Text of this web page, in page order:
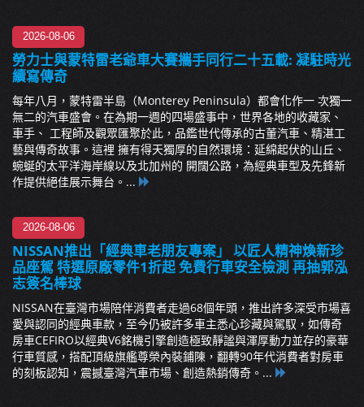
2026-08-06
勞力士與蒙特雷老爺車大賽攜手同行二十五載: 凝駐時光
續寫傳奇
每年八月，蒙特雷半島（Monterey Peninsula）都會化作一 次獨一
無二的汽車盛會。在為期一週的四場盛事中，世界各地的收藏家、
車手、 工程師及觀眾匯聚於此，品鑑世代傳承的古董汽車、精湛工
藝與傳奇故事。這裡 擁有得天獨厚的自然環境：延綿起伏的山丘、
蜿蜒的太平洋海岸線以及北加州的 開闊公路，為經典車型及先鋒新
作提供絕佳展示舞台。...
2026-08-06
NISSAN推出「經典車老朋友專案」 以匠人精神煥新珍
品座駕 特選原廠零件1折起 免費行車安全檢測 再抽郭泓
志簽名棒球
NISSAN在臺灣市場陪伴消費者走過68個年頭，推出許多深受市場喜
愛與認同的經典車款，至今仍被許多車主悉心珍藏與駕馭，如傳奇
房車CEFIRO以經典V6銘機引擎創造極致靜謐與渾厚動力並存的豪華
行車質感，搭配頂級旗艦尊榮內裝鋪陳，翻轉90年代消費者對房車
的刻板認知，震撼臺灣汽車市場、創造熱銷傳奇。...